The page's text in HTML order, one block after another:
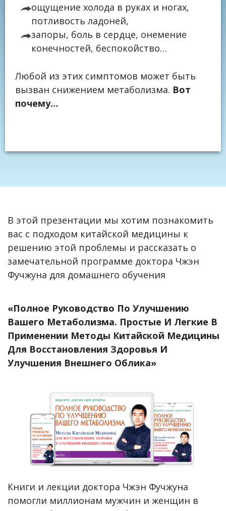
ощущение холода в руках и ногах,
потливость ладоней,
запоры, боль в сердце, онемение
конечностей, беспокойство…
Любой из этих симптомов может быть
вызван снижением метаболизма. Вот
почему…
В этой презентации мы хотим познакомить
вас с подходом китайской медицины к
решению этой проблемы и рассказать о
замечательной программе доктора Чжэн
Фучжуна для домашнего обучения
«Полное Руководство По Улучшению
Вашего Метаболизма. Простые И Легкие В
Применении Методы Китайской Медицины
Для Восстановления Здоровья И
Улучшения Внешнего Облика»
Книги и лекции доктора Чжэн Фучжуна
помогли миллионам мужчин и женщин в